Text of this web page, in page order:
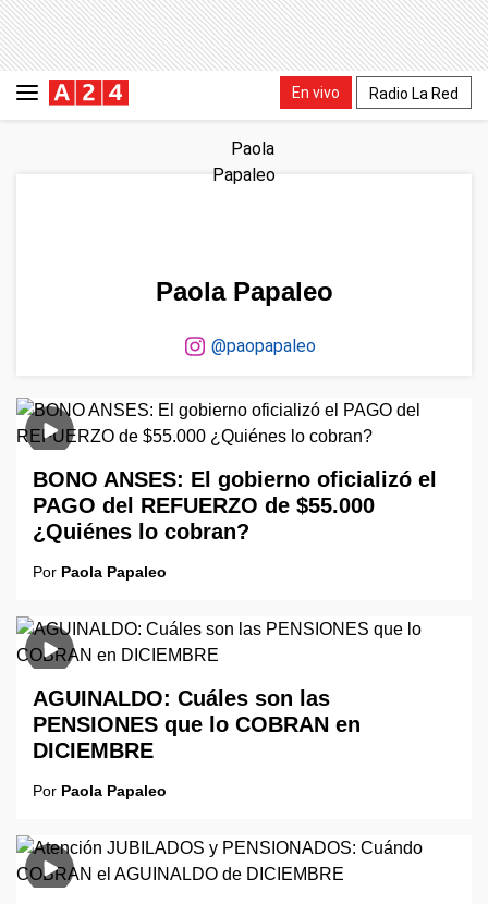
En vivo Radio La Red
Paola Papaleo
@paopapaleo
BONO ANSES: El gobierno oficializó el
PAGO del REFUERZO de $55.000
¿Quiénes lo cobran?
Por Paola Papaleo
AGUINALDO: Cuáles son las
PENSIONES que lo COBRAN en
DICIEMBRE
Por Paola Papaleo